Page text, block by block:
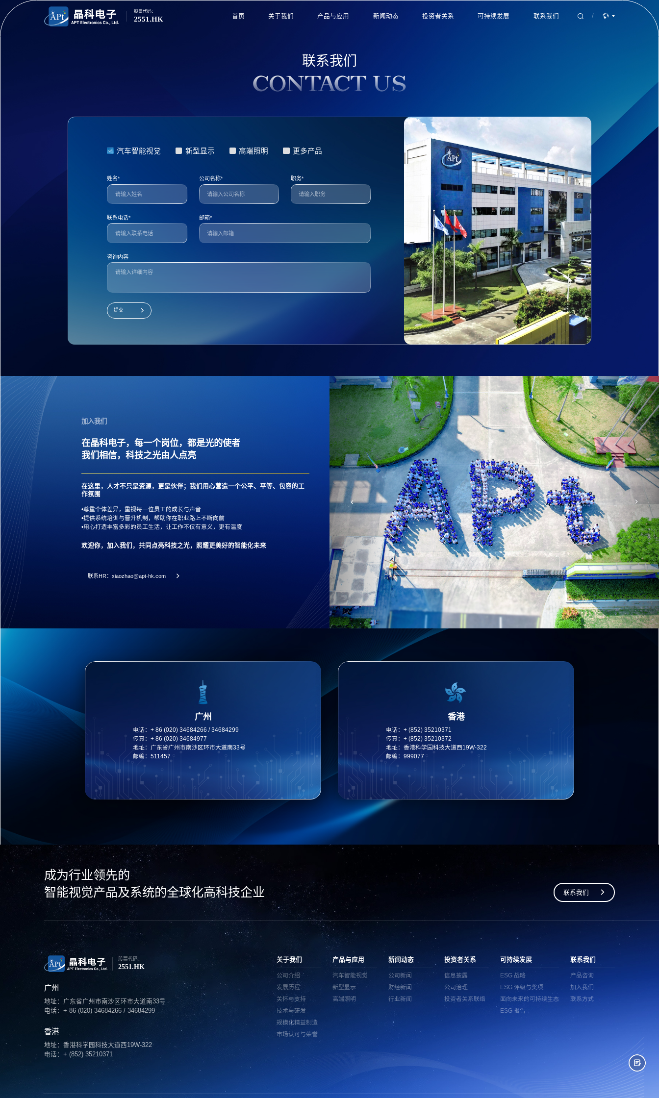
股票代码：
2551.HK 首页 关于我们
技术与研发
产品与应用
新型显示
新闻动态 投资者关系 可持续发展 联系我们 /
联系我们
CONTACT US
汽车智能视觉 新型显示 高端照明 更多产品
姓名* 公司名称* 职务*
联系电话* 邮箱*
咨询内容
提交
加入我们
在晶科电子，每一个岗位，都是光的使者
我们相信，科技之光由人点亮
在这里，人才不只是资源，更是伙伴；我们用心营造一个公平、平等、包容的工
作氛围
•尊重个体差异，重视每一位员工的成长与声音
•提供系统培训与晋升机制，帮助你在职业路上不断向前
•用心打造丰富多彩的员工生活，让工作不仅有意义，更有温度
欢迎你，加入我们，共同点亮科技之光，照耀更美好的智能化未来
联系HR：xiaozhao@apt-hk.com
广州
电话：+ 86 (020) 34684266 / 34684299
传真：+ 86 (020) 34684977
地址： 广东省广州市南沙区环市大道南33号
邮编：511457
香港
电话：+ (852) 35210371
传真：+ (852) 35210372
地址：香港科学园科技大道西19W-322
邮编：999077
成为行业领先的
智能视觉产品及系统的全球化高科技企业
联系我们
股票代码：
2551.HK
广州
地址：广东省广州市南沙区环市大道南33号
电话：+ 86 (020) 34684266 / 34684299
香港
地址：香港科学园科技大道西19W-322
电话：+ (852) 35210371
关于我们
公司介绍
发展历程
关怀与支持
技术与研发
规模化精益制造
市场认可与荣誉
产品与应用
汽车智能视觉
新型显示
高端照明
新闻动态
公司新闻
财经新闻
行业新闻
投资者关系
信息披露
公司治理
投资者关系联络
可持续发展
ESG 战略
ESG 评级与奖项
面向未来的可持续生态
ESG 报告
联系我们
产品咨询
加入我们
联系方式